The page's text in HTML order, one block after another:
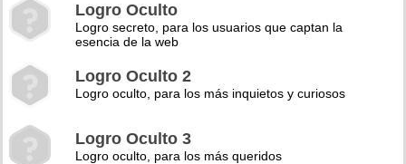
Logro Oculto
Logro secreto, para los usuarios que captan la
esencia de la web
Logro Oculto 2
Logro oculto, para los más inquietos y curiosos
Logro Oculto 3
Logro oculto, para los más queridos